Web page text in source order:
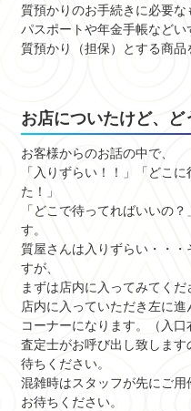
質預かりのお手続きに必要な
パスポートや年金手帳などい
質預かり（担保）とする商品
お店についたけど、ど
お客様からのお話の中で、
「入りずらい！！」「どこ
た！」
「どこで待ってればいいの
す。
質屋さんは入りずらい・・
すが、
まずは店内に入ってみてくだ
店内に入っていただき左に
コーナーになります。（入口
査定士がお呼び出し致しま
待ちください。
混雑時はスタッフが先にご
お待ちください。